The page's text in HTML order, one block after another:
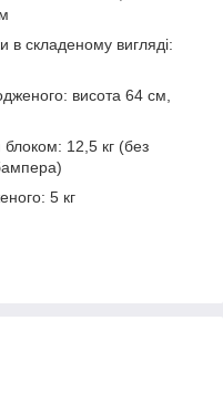
в складеному вигляді:
висота 64 см,
блоком: 12,5 кг (без
5 кг